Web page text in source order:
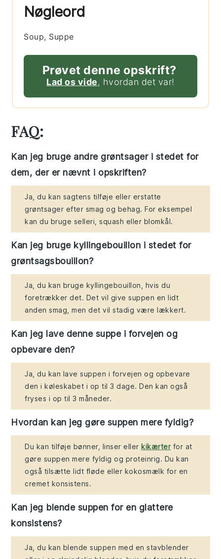
Nøgleord
Soup, Suppe
Prøvet denne opskrift?
Lad os vide, hvordan det var!
FAQ:
Kan jeg bruge andre grøntsager i stedet for
dem, der er nævnt i opskriften?
Ja, du kan sagtens tilføje eller erstatte
grøntsager efter smag og behag. For eksempel
kan du bruge selleri, squash eller blomkål.
Kan jeg bruge kyllingebouillon i stedet for
grøntsagsbouillon?
Ja, du kan bruge kyllingebouillon, hvis du
foretrækker det. Det vil give suppen en lidt
anden smag, men det vil stadig være lækkert.
Kan jeg lave denne suppe i forvejen og
opbevare den?
Ja, du kan lave suppen i forvejen og opbevare
den i køleskabet i op til 3 dage. Den kan også
fryses i op til 3 måneder.
Hvordan kan jeg gøre suppen mere fyldig?
Du kan tilføje bønner, linser eller kikærterfor at
gøre suppen mere fyldig og proteinrig. Du kan
også tilsætte lidt fløde eller kokosmælk for en
cremet konsistens.
Kan jeg blende suppen for en glattere
konsistens?
Ja, du kan blende suppen med en stavblender